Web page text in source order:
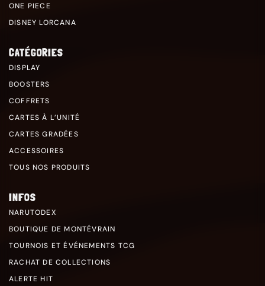
ONE PIECE
DISNEY LORCANA
CATÉGORIES
DISPLAY
BOOSTERS
COFFRETS
CARTES À L’UNITÉ
CARTES GRADÉES
ACCESSOIRES
TOUS NOS PRODUITS
INFOS
NARUTODEX
BOUTIQUE DE MONTÉVRAIN
TOURNOIS ET ÉVÉNEMENTS TCG
RACHAT DE COLLECTIONS
ALERTE HIT